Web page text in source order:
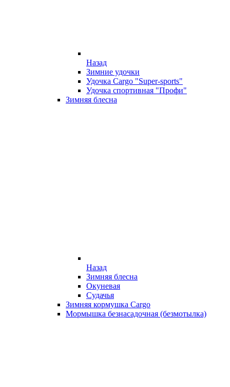
Назад
Зимние удочки
Удочка Cargo "Super-sports"
Удочка спортивная "Профи"
Зимняя блесна
Назад
Зимняя блесна
Окуневая
Судачья
Зимняя кормушка Cargo
Мормышка безнасадочная (безмотылка)